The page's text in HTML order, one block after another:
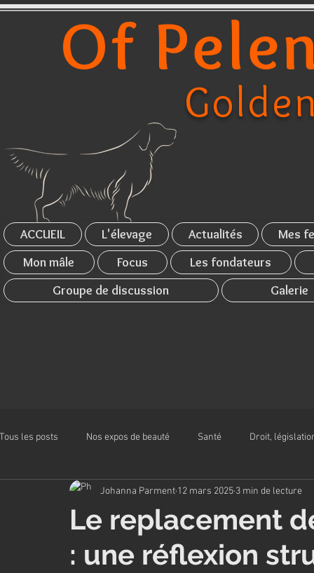
Of
ACCUEIL L'élevage Actualités
Mes
Mon mâle
Focus Les fondateurs
Groupe de discussion
Galerie
Tous les posts Nos expos de beauté Santé Droit,
Alimentation
Le replacement
: une réflexion
Johanna Parment 12 mars 2025 3 min de lecture